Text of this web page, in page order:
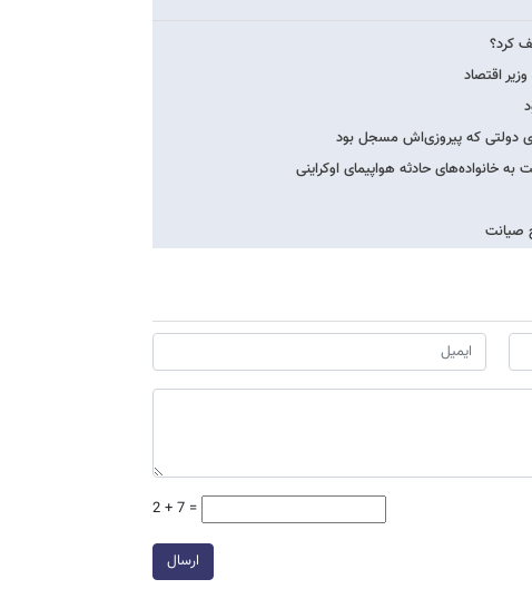
کرد؟
اقتصاد
خانواده‌های حادثه هواپیمای اوکراینی
صیانت
2 + 7 =
ارسال